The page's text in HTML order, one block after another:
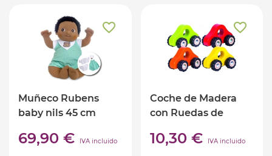
Muñeco Rubens
baby nils 45 cm
69,90 € IVA incluido
Coche de Madera
con Ruedas de
10,30 € IVA incluido